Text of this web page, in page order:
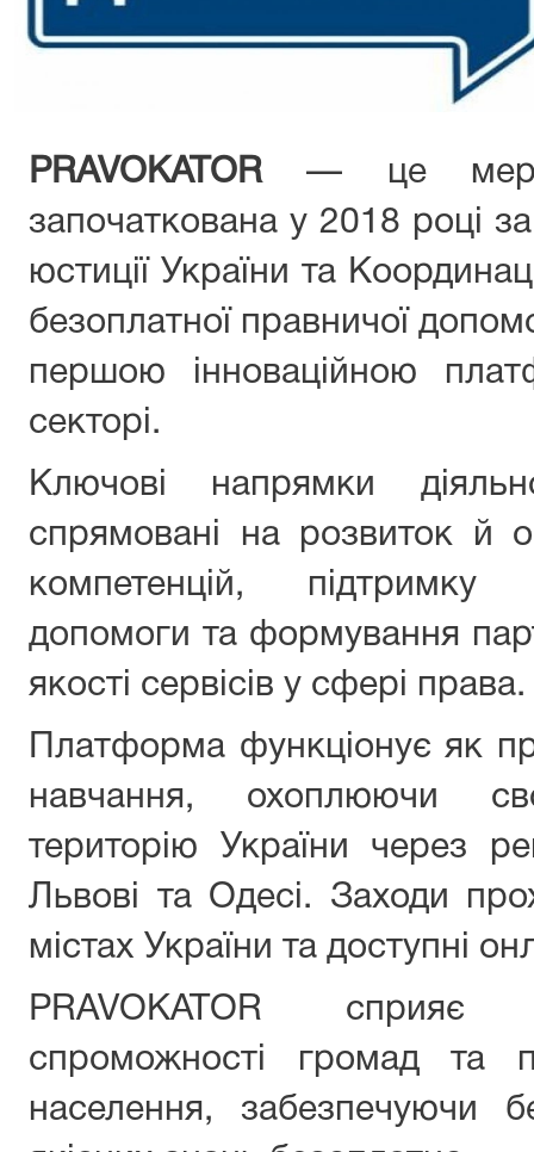
PRAVOKATOR— це
започаткована у 2018 році
юстиції України та
безоплатної правничої
першою інноваційною
секторі.
Ключові напрямки
спрямовані на розвиток й
компетенцій, підтримку
допомоги та формування
якості сервісів у сфері права.
Платформа функціонує як
навчання, охоплюючи
територію України через
Львові та Одесі. Заходи
містах України та доступні
PRAVOKATOR сприяє
спроможності громад та
населення, забезпечуючи